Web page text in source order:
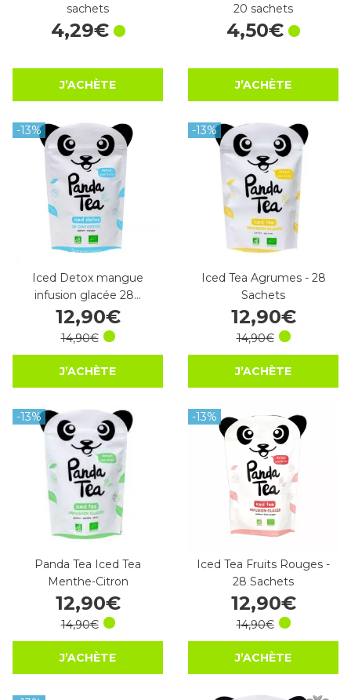
sachets
4,29€
J’ACHÈTE
20 sachets
4,50€
J’ACHÈTE
-13%
Iced Detox mangue
infusion glacée 28…
12,90€
14,90€
J’ACHÈTE
-13%
Iced Tea Agrumes - 28
Sachets
12,90€
14,90€
J’ACHÈTE
-13%
Panda Tea Iced Tea
Menthe-Citron
12,90€
14,90€
J’ACHÈTE
-13%
Iced Tea Fruits Rouges -
28 Sachets
12,90€
14,90€
J’ACHÈTE